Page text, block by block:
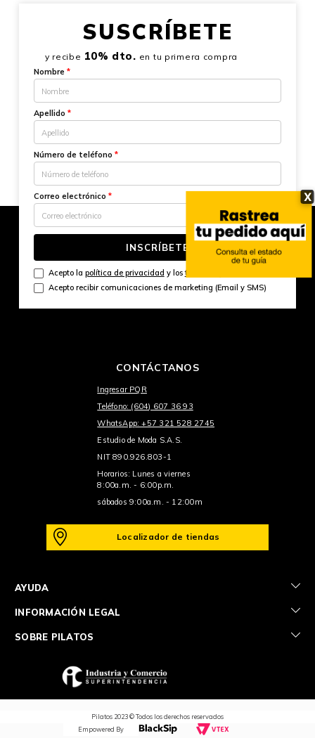
X
SUSCRÍBETE
y recibe 10% dto. en tu primera compra
Nombre *
Apellido *
Número de teléfono *
Correo electrónico *
INSCRÍBETE
Acepto la política de privacidad y lostérminos y condiciones
Acepto recibir comunicaciones de marketing (Email y SMS)
CONTÁCTANOS
Ingresar PQR
Teléfono: (604) 607 36 93
WhatsApp: +57 321 528 2745
Estudio de Moda S.A.S.
NIT 890.926.803-1
Horarios: Lunes a viernes
8:00a.m. - 6:00p.m.
sábados 9:00a.m. - 12:00m
Localizador de tiendas
AYUDA +
INFORMACIÓN LEGAL +
SOBRE PILATOS +
Pilatos 2023 © Todos los derechos reservados
Empowered By